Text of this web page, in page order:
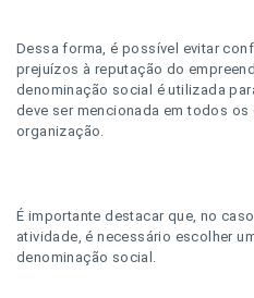
Dessa forma, é possível evitar
prejuízos à reputação do
denominação social é utilizada
deve ser mencionada em todos
organização.
É importante destacar que, no
atividade, é necessário escolher
denominação social.